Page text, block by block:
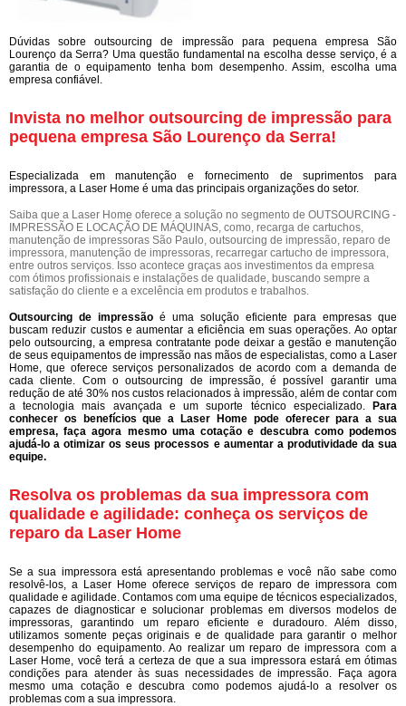
Dúvidas sobre outsourcing de impressão para pequena empresa São
Lourenço da Serra? Uma questão fundamental na escolha desse serviço, é a
garantia de o equipamento tenha bom desempenho. Assim, escolha uma
empresa confiável.
Invista no melhor outsourcing de impressão para
pequena empresa São Lourenço da Serra!
Especializada em manutenção e fornecimento de suprimentos para
impressora, a Laser Home é uma das principais organizações do setor.
Saiba que a Laser Home oferece a solução no segmento de OUTSOURCING -
IMPRESSÃO E LOCAÇÃO DE MÁQUINAS, como, recarga de cartuchos,
manutenção de impressoras São Paulo, outsourcing de impressão, reparo de
impressora, manutenção de impressoras, recarregar cartucho de impressora,
entre outros serviços. Isso acontece graças aos investimentos da empresa
com ótimos profissionais e instalações de qualidade, buscando sempre a
satisfação do cliente e a excelência em produtos e trabalhos.
Outsourcing de impressão é uma solução eficiente para empresas que
buscam reduzir custos e aumentar a eficiência em suas operações. Ao optar
pelo outsourcing, a empresa contratante pode deixar a gestão e manutenção
de seus equipamentos de impressão nas mãos de especialistas, como a Laser
Home, que oferece serviços personalizados de acordo com a demanda de
cada cliente. Com o outsourcing de impressão, é possível garantir uma
redução de até 30% nos custos relacionados à impressão, além de contar com
a tecnologia mais avançada e um suporte técnico especializado. Para
conhecer os benefícios que a Laser Home pode oferecer para a sua
empresa, faça agora mesmo uma cotação e descubra como podemos
ajudá-lo a otimizar os seus processos e aumentar a produtividade da sua
equipe.
Resolva os problemas da sua impressora com
qualidade e agilidade: conheça os serviços de
reparo da Laser Home
Se a sua impressora está apresentando problemas e você não sabe como
resolvê-los, a Laser Home oferece serviços de reparo de impressora com
qualidade e agilidade. Contamos com uma equipe de técnicos especializados,
capazes de diagnosticar e solucionar problemas em diversos modelos de
impressoras, garantindo um reparo eficiente e duradouro. Além disso,
utilizamos somente peças originais e de qualidade para garantir o melhor
desempenho do equipamento. Ao realizar um reparo de impressora com a
Laser Home, você terá a certeza de que a sua impressora estará em ótimas
condições para atender às suas necessidades de impressão. Faça agora
mesmo uma cotação e descubra como podemos ajudá-lo a resolver os
problemas com a sua impressora.